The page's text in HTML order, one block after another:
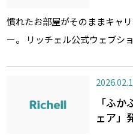
慣れたお部屋がそのままキャ
ー。 リッチェル公式ウェブシ
「ふ
ェア」